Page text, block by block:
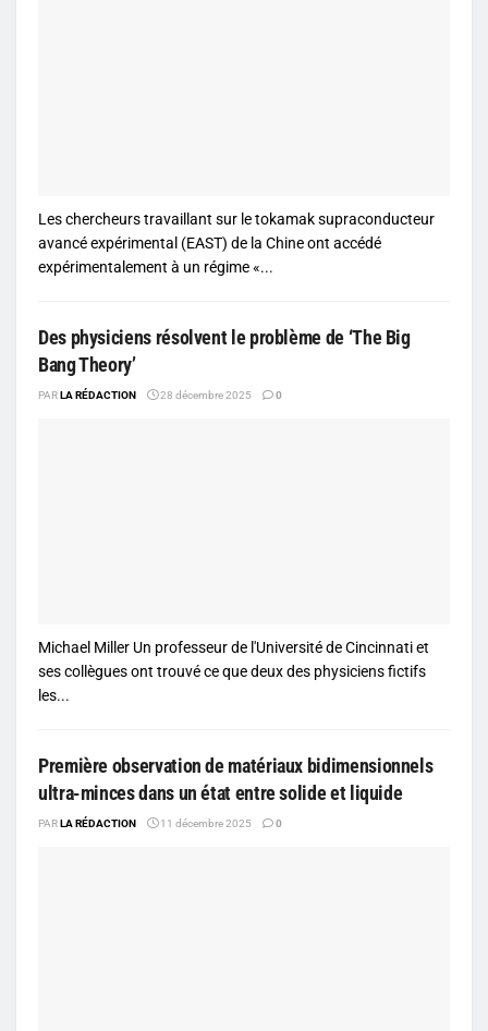
Les chercheurs travaillant sur le tokamak supraconducteur
avancé expérimental (EAST) de la Chine ont accédé
expérimentalement à un régime «...
Des physiciens résolvent le problème de ‘The Big
Bang Theory’
PARLA RÉDACTION 28 décembre 2025 0
Michael Miller Un professeur de l'Université de Cincinnati et
ses collègues ont trouvé ce que deux des physiciens fictifs
les...
Première observation de matériaux bidimensionnels
ultra-minces dans un état entre solide et liquide
PARLA RÉDACTION 11 décembre 2025 0